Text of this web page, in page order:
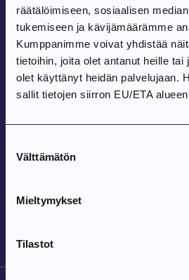
räätälöimiseen, sosiaalisen
tukemiseen ja kävijämäärämme
Kumppanimme voivat yhdistää
tietoihin, joita olet antanut heille tai
olet käyttänyt heidän palvelujaan.
sallit tietojen siirron EU/ETA
valinta
Välttämätön
Mieltymykset
Tilastot
Tapahtuma alkaa:
8.8.2026
Tanssit Kovesjoen
Kovesjoen kylätalo, Laholuomantie 180
Pohjois-Parkanon
Pohjois-Parkanon Kylätalo Vatajantie